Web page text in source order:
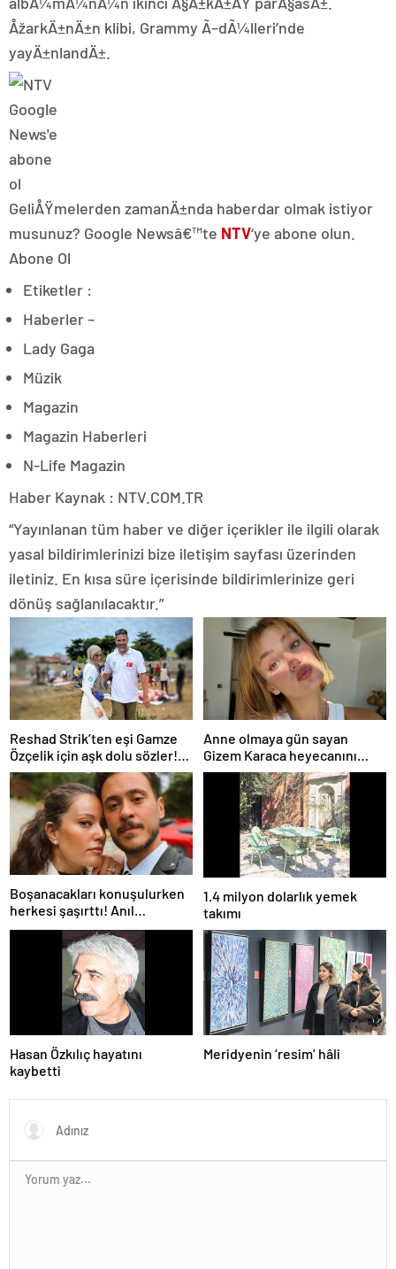
ÅžarkÄ±nÄ±n klibi, Grammy Ã–dÃ¼lleri’nde
yayÄ±nlandÄ±.
GeliÅŸmelerden zamanÄ±nda haberdar olmak istiyor
musunuz? Google Newsâ€™te NTV‘ye abone olun.
Abone Ol
Etiketler :
Haberler –
Lady Gaga
Müzik
Magazin
Magazin Haberleri
N-Life Magazin
Haber Kaynak : NTV.COM.TR
“Yayınlanan tüm haber ve diğer içerikler ile ilgili olarak
yasal bildirimlerinizi bize iletişim sayfası üzerinden
iletiniz. En kısa süre içerisinde bildirimlerinize geri
dönüş sağlanılacaktır.”
Reshad Strik’ten eşi Gamze
Özçelik için aşk dolu sözler!
“Benim cennetim…”
Anne olmaya gün sayan
Gizem Karaca heyecanını
paylaştı! “Senelerdir annelik
yapıyorum ama bu sene
farklı…”
Boşanacakları konuşulurken
herkesi şaşırttı! Anıl
Altan’dan Pelin Akil’e
duygusal Anneler Günü
1.4 milyon dolarlık yemek
takımı
Hasan Özkılıç hayatını
kaybetti
Meridyenin ‘resim’ hâli